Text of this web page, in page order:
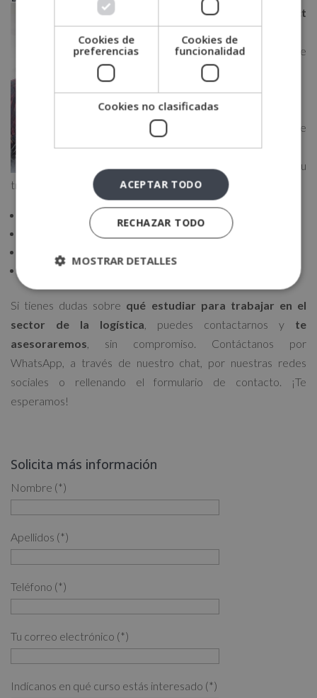
Select
Business
School
te
para que
puedas
enfocar tu
trayectoria profesional hacia la logística:
Máster en gestión y dirección logística
supply chain
management + máster en logística
Máster en comercio internacional
Si tienes dudas sobre qué estudiar para trabajar en el
sector de la logística , puedes contactarnos y te
asesoraremos , sin compromiso. Contáctanos por
WhatsApp, a través de nuestro chat, por nuestras redes
sociales o rellenando el formulario de contacto. ¡Te
esperamos!
Solicita más información
Nombre (*)
Apellidos (*)
Teléfono (*)
Tu correo electrónico (*)
Indícanos en qué curso estás interesado (*)
Cookies de
preferencias
Cookies de
funcionalidad
Cookies no clasificadas
ACEPTAR TODO
RECHAZAR TODO
MOSTRAR DETALLES